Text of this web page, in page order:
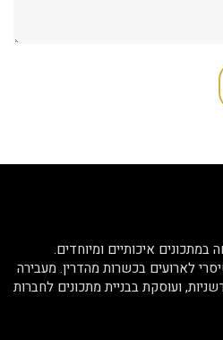
איכותיים ומיוחדים.
לארועים בכשרות מהדרין. מעבירה
ועוסקת בבניית מתכונים לחברות